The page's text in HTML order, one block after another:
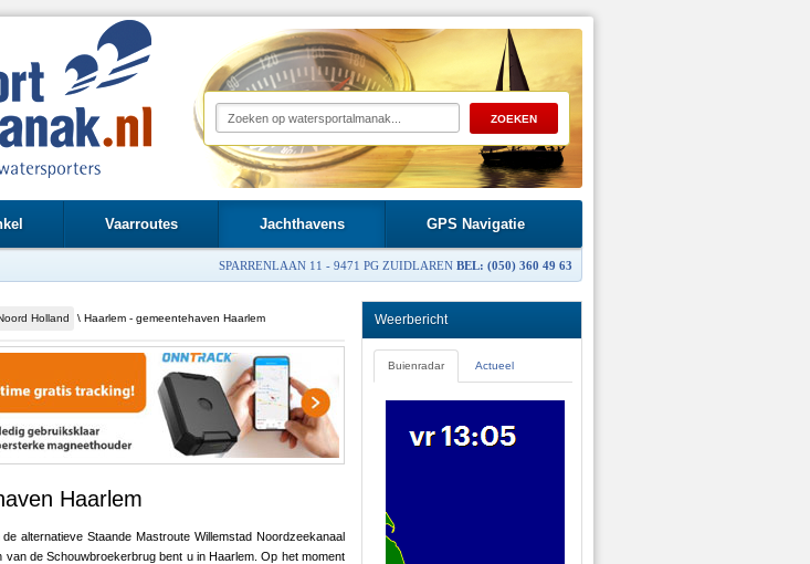
Vaarroutes Jachthavens GPS Navigatie
SPARRENLAAN 11 - 9471 PG ZUIDLAREN BEL: (050) 360 49 63
Holland \ Haarlem - gemeentehaven Haarlem
Haarlem
alternatieve Staande Mastroute Willemstad Noordzeekanaal
de Schouwbroekerbrug bent u in Haarlem. Op het moment
Weerbericht
Buienradar Actueel